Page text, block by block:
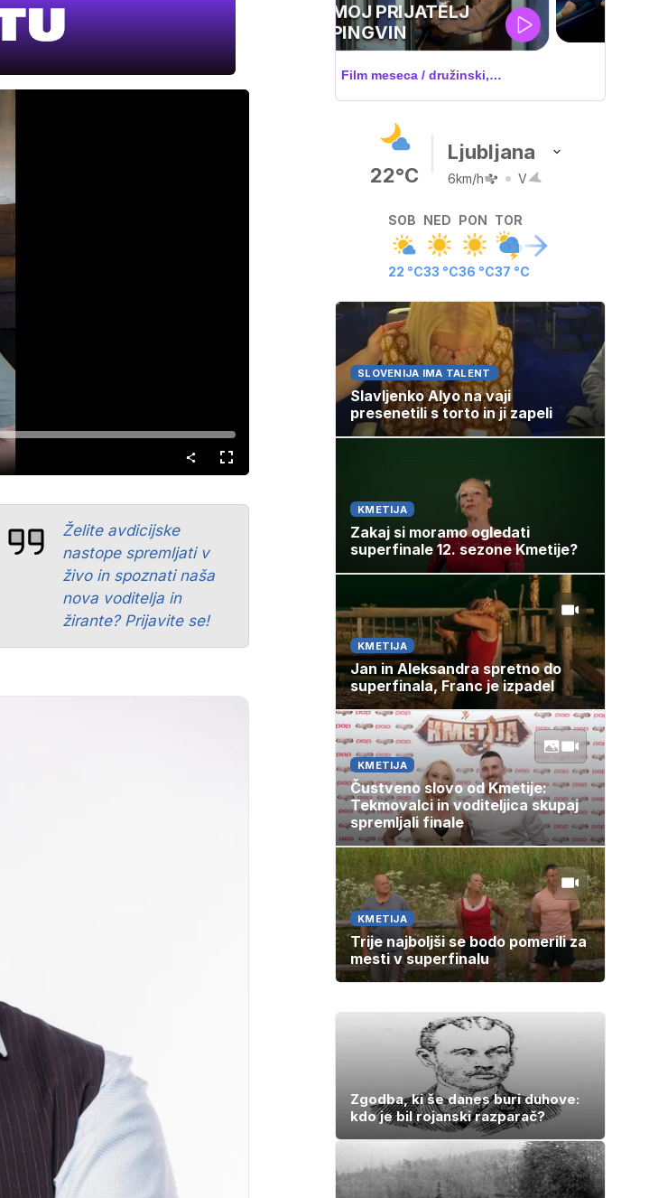
Celozaslonski
način
Želite avdicijske
nastope spremljati v
živo in spoznati naša
nova voditelja in
žirante? Prijavite se!
UEFA
SUPERPOKAL
V živo na VOYO: sreda ob 20.30
22°C
Ljubljana
6km/h V
SOB
22 °C
NED
33 °C
PON
36 °C
TOR
37 °C
SLOVENIJA IMA TALENT
Slavljenko Alyo na vaji
presenetili s torto in ji zapeli
KMETIJA
Zakaj si moramo ogledati
superfinale 12. sezone Kmetije?
KMETIJA
Jan in Aleksandra spretno do
superfinala, Franc je izpadel
KMETIJA
Čustveno slovo od Kmetije:
Tekmovalci in voditeljica skupaj
spremljali finale
KMETIJA
Trije najboljši se bodo pomerili za
mesti v superfinalu
Zgodba, ki še danes buri duhove:
kdo je bil rojanski razparač?